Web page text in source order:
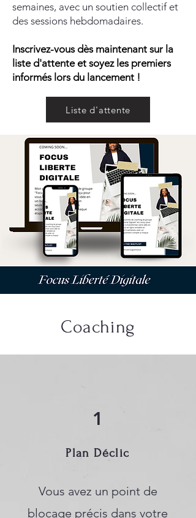
semaines, avec un soutien collectif et
des sessions hebdomadaires.
Inscrivez-vous dès maintenant sur la
liste d'attente et soyez les premiers
informés lors du lancement !
Liste d'attente
Coaching
1
Plan Déclic
Vous avez un point de
blocage précis dans votre